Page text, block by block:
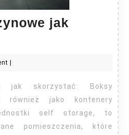
jak
również jako kontenery
self storage, to
pomieszczenia, które